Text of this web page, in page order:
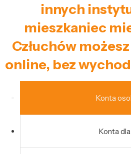
innych
mieszkaniec
Człuchów
online, bez
Konta
Konta